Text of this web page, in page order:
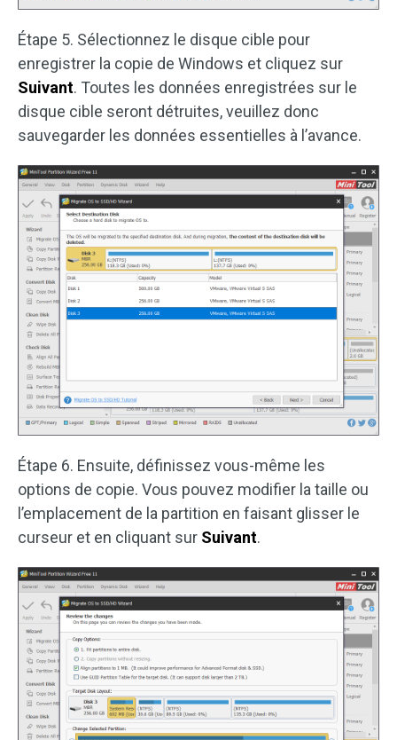
Étape 5. Sélectionnez le disque cible pour
enregistrer la copie de Windows et cliquez sur
Suivant. Toutes les données enregistrées sur le
disque cible seront détruites, veuillez donc
sauvegarder les données essentielles à l’avance.
Étape 6. Ensuite, définissez vous-même les
options de copie. Vous pouvez modifier la taille ou
l’emplacement de la partition en faisant glisser le
curseur et en cliquant sur Suivant.